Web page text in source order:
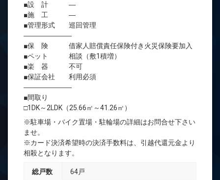
■設 計 ―
■施 工 ―
■管理形式 巡回管理
―――――――
■保 険 借家人賠償責任保険付き火災保険要加入
■ペット 相談（敷1積増）
■楽 器 不可
■保証会社 利用必須
―――――――
■間取り
□1DK～2LDK（25.66㎡～41.26㎡）
※駐車場・バイク置場・駐輪場の詳細はお問合せ下さい
ませ。
※カード決済希望時の決済手数料は、引越代還元金より
相殺となります。
総戸数 64戸